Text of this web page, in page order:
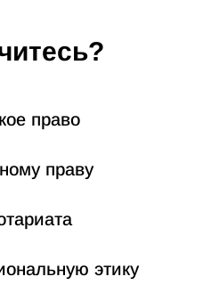
право
праву
этику